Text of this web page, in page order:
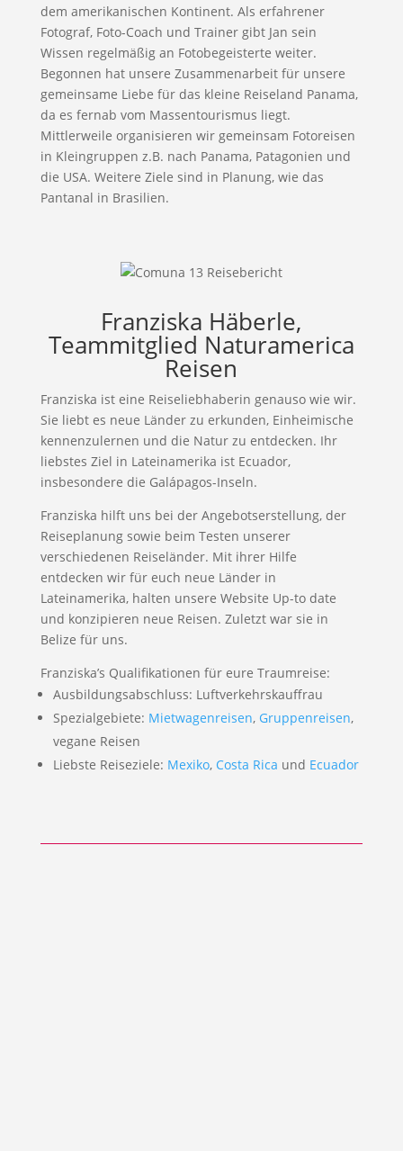
dem amerikanischen Kontinent. Als erfahrener
Fotograf, Foto-Coach und Trainer gibt Jan sein
Wissen regelmäßig an Fotobegeisterte weiter.
Begonnen hat unsere Zusammenarbeit für unsere
gemeinsame Liebe für das kleine Reiseland Panama,
da es fernab vom Massentourismus liegt.
Mittlerweile organisieren wir gemeinsam Fotoreisen
in Kleingruppen z.B. nach Panama, Patagonien und
die USA. Weitere Ziele sind in Planung, wie das
Pantanal in Brasilien.
Franziska Häberle,
Teammitglied Naturamerica
Reisen
Franziska ist eine Reiseliebhaberin genauso wie wir.
Sie liebt es neue Länder zu erkunden, Einheimische
kennenzulernen und die Natur zu entdecken. Ihr
liebstes Ziel in Lateinamerika ist Ecuador,
insbesondere die Galápagos-Inseln.
Franziska hilft uns bei der Angebotserstellung, der
Reiseplanung sowie beim Testen unserer
verschiedenen Reiseländer. Mit ihrer Hilfe
entdecken wir für euch neue Länder in
Lateinamerika, halten unsere Website Up-to date
und konzipieren neue Reisen. Zuletzt war sie in
Belize für uns.
Franziska’s Qualifikationen für eure Traumreise:
Ausbildungsabschluss: Luftverkehrskauffrau
Spezialgebiete: Mietwagenreisen, Gruppenreisen,
vegane Reisen
Liebste Reiseziele: Mexiko, Costa Rica und Ecuador